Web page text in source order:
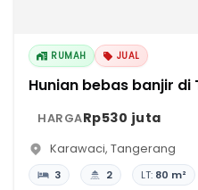
RUMAH JUAL
Hunian bebas banjir di
HARGARp530 juta
Karawaci, Tangerang
3 2 LT: 80 m²